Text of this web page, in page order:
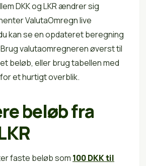
DKK og LKR ændrer sig
ValutaOmregn live
kan se en opdateret beregning
valutaomregneren øverst til
beløb, eller brug tabellen med
et hurtigt overblik.
beløb fra
faste beløb som 100 DKK til